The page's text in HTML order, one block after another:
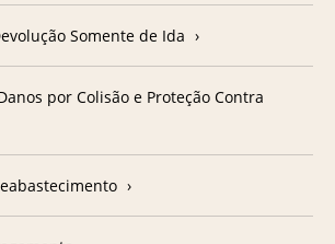
Somente de Ida
por Colisão e Proteção Contra